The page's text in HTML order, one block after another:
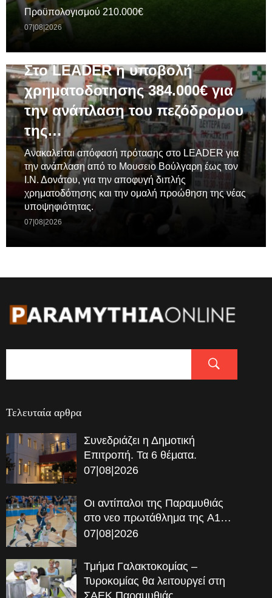
Προϋπολογισμού 210.000€
07|08|2026
Στο LEADER η υποβολή
χρηματοδοτησης 384.000€ για
την ανάπλαση του πεζόδρομου
της…
Ανακαλείται απόφασή πρότασης στο LEADER για
την ανάπλαση από το Μουσειο Βούλγαρη έως τον
Ι.Ν. Δονάτου, για την αποφυγή διπλής
χρηματοδότησης και την ομαλή προώθηση της νέας
υποψηφιότητας.
07|08|2026
Τελευταία αρθρα
Συνεδριάζει η Δημοτική
Επιτροπή. Τα 6 θέματα.
07|08|2026
Οι αντίπαλοι της Παραμυθιάς
στο νεο πρωτάθλημα της A1…
07|08|2026
Τμήμα Γαλακτοκομίας –
Τυροκομίας θα λειτουργεί στη
ΣΑΕΚ Παραμυθιάς